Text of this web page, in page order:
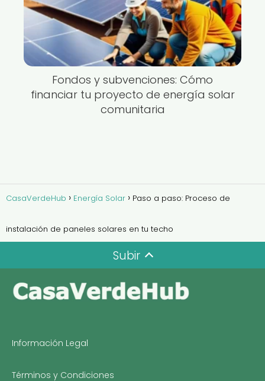
Fondos y subvenciones: Cómo
financiar tu proyecto de energía solar
comunitaria
CasaVerdeHub Energía Solar Paso a paso: Proceso de
instalación de paneles solares en tu techo
Subir
Información Legal
Términos y Condiciones